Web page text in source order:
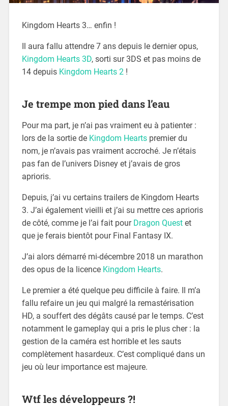
Kingdom Hearts 3… enfin !
Il aura fallu attendre 7 ans depuis le dernier opus,
Kingdom Hearts 3D, sorti sur 3DS et pas moins de
14 depuis Kingdom Hearts 2!
Je trempe mon pied dans l’eau
Pour ma part, je n’ai pas vraiment eu à patienter :
lors de la sortie de Kingdom Heartspremier du
nom, je n’avais pas vraiment accroché. Je n’étais
pas fan de l’univers Disney et j’avais de gros
aprioris.
Depuis, j’ai vu certains trailers de Kingdom Hearts
3. J’ai également vieilli et j’ai su mettre ces aprioris
de côté, comme je l’ai fait pour Dragon Questet
que je ferais bientôt pour Final Fantasy IX.
J’ai alors démarré mi-décembre 2018 un marathon
des opus de la licence Kingdom Hearts.
Le premier a été quelque peu difficile à faire. Il m’a
fallu refaire un jeu qui malgré la remastérisation
HD, a souffert des dégâts causé par le temps. C’est
notamment le gameplay qui a pris le plus cher : la
gestion de la caméra est horrible et les sauts
complètement hasardeux. C’est compliqué dans un
jeu où leur importance est majeure.
Wtf les développeurs ?!